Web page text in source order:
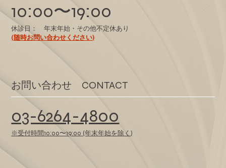
10:00〜19:00
休診日： 年末年始・その他不定休あり
(随時お問い合わせください)
​お問い合わせ CONTACT
03-6264-4800
※受付時間10:00〜19:00 (年末年始を除く)